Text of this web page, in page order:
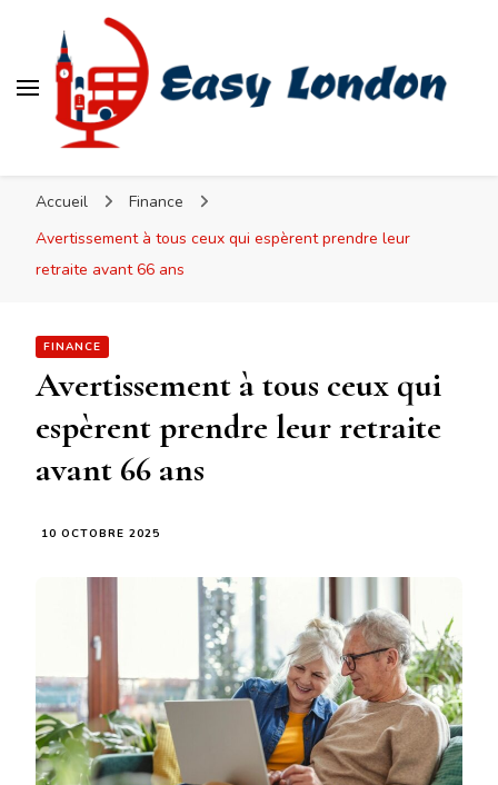
Accueil
Finance
Avertissement à tous ceux qui espèrent prendre leur
retraite avant 66 ans
FINANCE
Avertissement à tous ceux qui
espèrent prendre leur retraite
avant 66 ans
10 OCTOBRE 2025